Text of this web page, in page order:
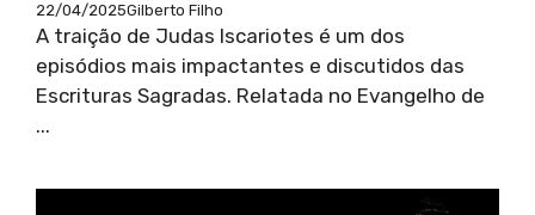
22/04/2025Gilberto Filho
A traição de Judas Iscariotes é um dos
episódios mais impactantes e discutidos das
Escrituras Sagradas. Relatada no Evangelho de
...